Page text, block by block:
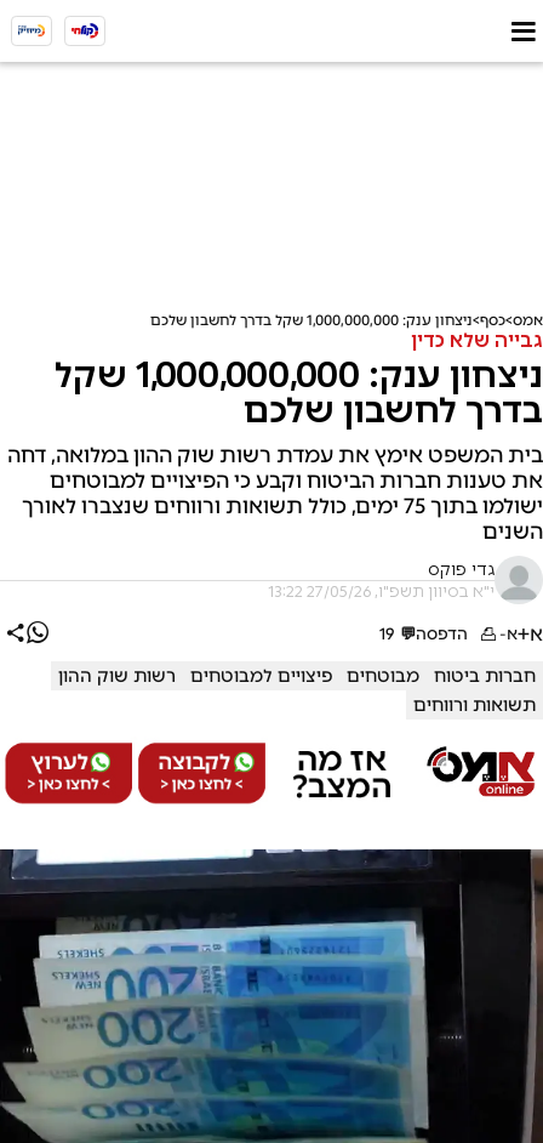
אמס כסף ניצחון ענק: 1,000,000,000 שקל בדרך לחשבון שלכם
גבייה שלא כדין
ניצחון ענק: 1,000,000,000 שקל
בדרך לחשבון שלכם
בית המשפט אימץ את עמדת רשות שוק ההון במלואה, דחה
את טענות חברות הביטוח וקבע כי הפיצויים למבוטחים
ישולמו בתוך 75 ימים, כולל תשואות ורווחים שנצברו לאורך
השנים
גדי פוקס
י"א בסיוון תשפ"ו, 27/05/26 13:22
א+א- הדפסה💬
19
חברות ביטוח מבוטחים פיצויים למבוטחים
רשות שוק ההון
תשואות ורווחים